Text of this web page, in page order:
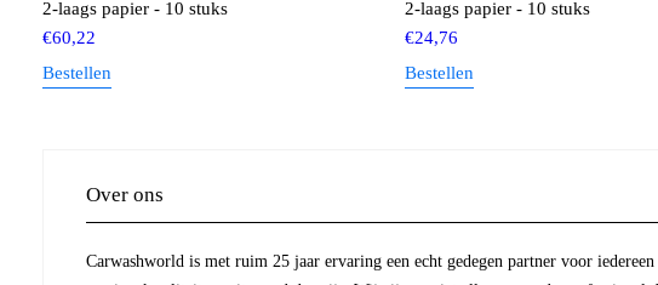
2-laags papier - 10 stuks
€60,22
Bestellen
2-laags papier - 10 stuks
€24,76
Bestellen
Over ons
Carwashworld is met ruim 25 jaar ervaring een echt gedegen partner voor